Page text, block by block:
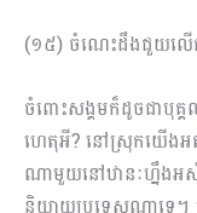
(១៥) ​ចំណេះ​ដឹងជួយលើ
ចំពោះសង្គមក៏ដូចជាបុ
ហេតុអី? នៅស្រុកយើងអ
ណាមួយនៅឋានៈហ្នឹងអ